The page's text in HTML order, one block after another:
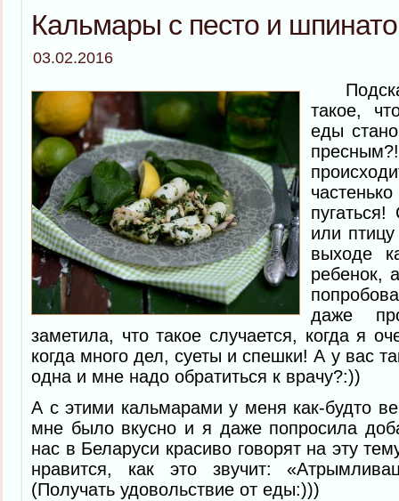
Кальмары с песто и
03.02.2016
такое,
еды
или
выходе
ребенок,
даже
заметила, что такое случается, когда я
когда много дел, суеты и спешки! А у вас
одна и мне надо обратиться к врачу?:))
А с этими кальмарами у меня как-будто
мне было вкусно и я даже попросила
нас в Беларуси красиво говорят на эту
нравится, как это звучит:
(Получать удовольствие от еды:)))